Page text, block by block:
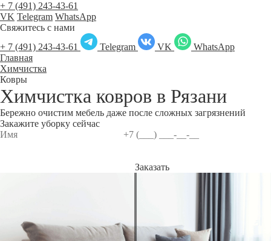
+ 7 (491) 243-43-61
VK Telegram WhatsApp
Свяжитесь с нами
+ 7 (491) 243-43-61
Telegram VK
WhatsApp
Главная
Химчистка
Ковры
Химчистка ковров в Рязани
Бережно очистим мебель даже после сложных загрязнений
Закажите уборку сейчас
Заказать